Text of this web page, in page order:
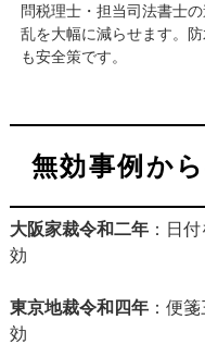
問税理士・担当司法書士
乱を大幅に減らせます。
も安全策です。
無効事例か
大阪家裁令和二年：日
効
東京地裁令和四年：便
効